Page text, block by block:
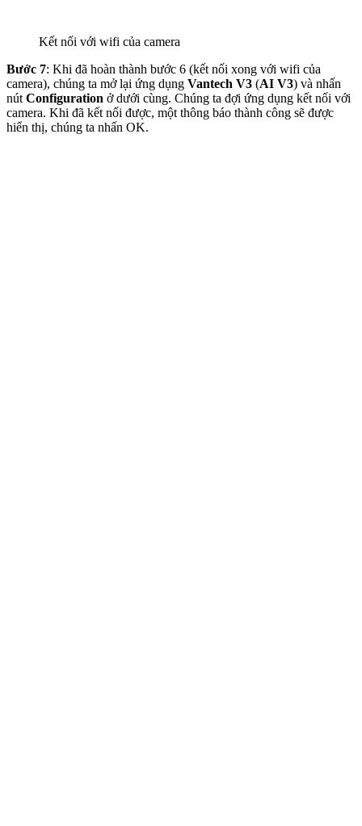
Kết nối với wifi của camera
Bước 7: Khi đã hoàn thành bước 6 (kết nối xong với wifi của
camera), chúng ta mở lại ứng dụng Vantech V3 (AI V3) và nhấn
nút Configuration ở dưới cùng. Chúng ta đợi ứng dụng kết nối với
camera. Khi đã kết nối được, một thông báo thành công sẽ được
hiển thị, chúng ta nhấn OK.